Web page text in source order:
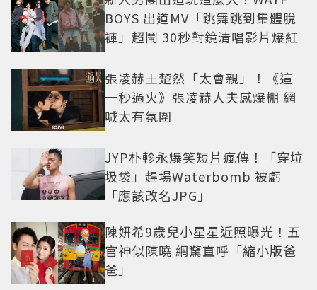
BOYS 出道MV「跳舞跳到集體脫
褲」超鬧 30秒對鏡清唱影片爆紅
張凌赫王楚然「太會親」！《這
一秒過火》張凌赫人夫感爆棚 網
喊太有氛圍
JYP朴軫永爆笑短片瘋傳！「穿垃
圾袋」趕場Waterbomb 被虧
「應該改名JPG」
陳妍希9歲兒小星星近照曝光！五
官神似陳曉 網驚直呼「縮小版爸
爸」